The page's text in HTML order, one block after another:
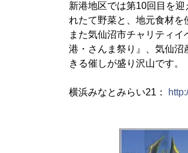
新港地区では第10回目を
れたて野菜と、地元食材を
また気仙沼市チャリティ
港・さんま祭り』、気仙
きる催しが盛り沢山です。
横浜みなとみらい21：